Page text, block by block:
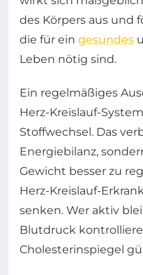
des Körpers aus und
die für ein gesundes
Leben nötig sind.
Ein regelmäßiges
Herz-Kreislauf-
Stoffwechsel. Das
Energiebilanz,
Gewicht besser zu
Herz-Kreislauf-
senken. Wer aktiv
Blutdruck
Cholesterinspiegel